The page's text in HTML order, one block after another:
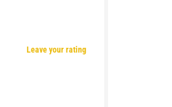
Leave your rating